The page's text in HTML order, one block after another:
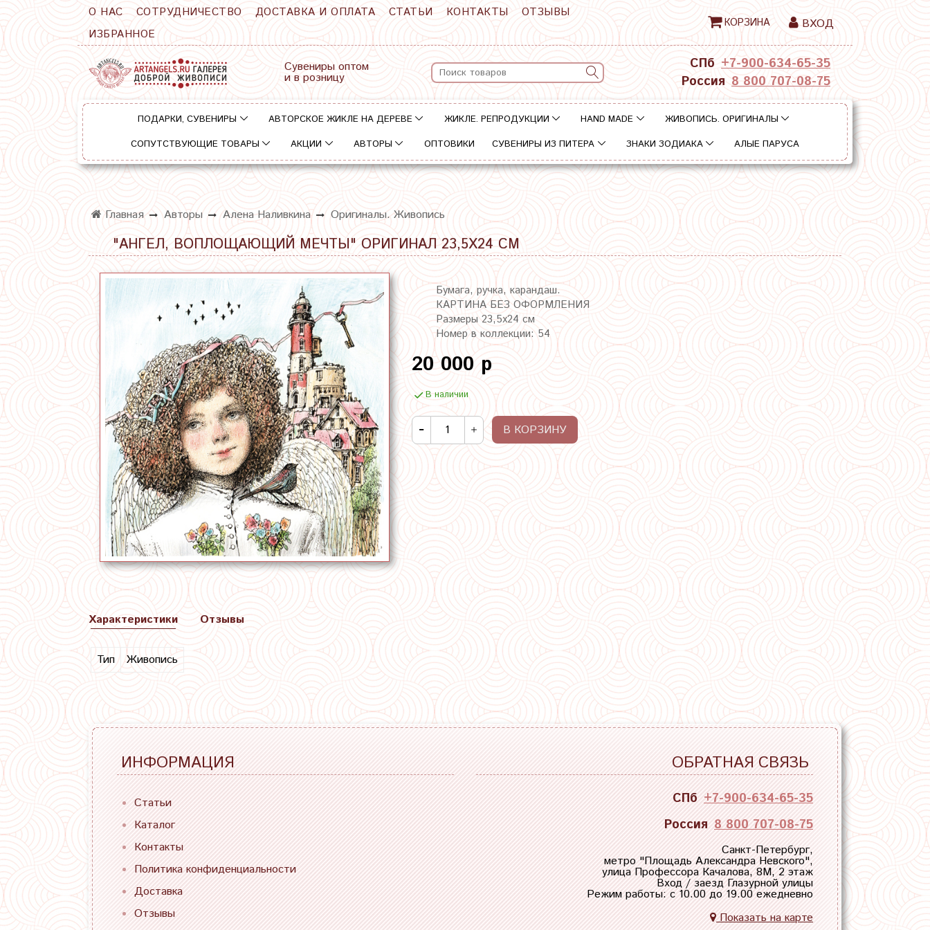
О НАС СОТРУДНИЧЕСТВО ДОСТАВКА И ОПЛАТА СТАТЬИ КОНТАКТЫ
ОТЗЫВЫ
ИЗБРАННОЕ
КОРЗИНА ВХОД
Сувениры оптом
и в розницу
СПб +7-900-634-65-35
Россия 8 800 707-08-75
ПОДАРКИ, СУВЕНИРЫ АВТОРСКОЕ ЖИКЛЕ НА ДЕРЕВЕ ЖИКЛЕ. РЕПРОДУКЦИИ HAND MADE
ЖИВОПИСЬ. ОРИГИНАЛЫ
СОПУТСТВУЮЩИЕ ТОВАРЫ
АКЦИИ АВТОРЫ ОПТОВИКИ СУВЕНИРЫ ИЗ ПИТЕРА ЗНАКИ ЗОДИАКА АЛЫЕ ПАРУСА
Главная Авторы Алена Наливкина Оригиналы. Живопись
"АНГЕЛ, ВОПЛОЩАЮЩИЙ МЕЧТЫ" ОРИГИНАЛ 23,5Х24 СМ
Бумага, ручка, карандаш.
КАРТИНА БЕЗ ОФОРМЛЕНИЯ
Размеры 23,5х24 см
Номер в коллекции: 54
20 000 р
В наличии
В КОРЗИНУ
Характеристики
Тип Живопись
Отзывы
ИНФОРМАЦИЯ
Статьи
Каталог
Контакты
Политика конфиденциальности
Доставка
Отзывы
ОБРАТНАЯ СВЯЗЬ
СПб +7-900-634-65-35
Россия 8 800 707-08-75
Санкт-Петербург,
метро "Площадь Александра Невского",
улица Профессора Качалова, 8М, 2 этаж
Вход / заезд Глазурной улицы
Режим работы: с 10.00 до 19.00 ежедневно
Показать на карте